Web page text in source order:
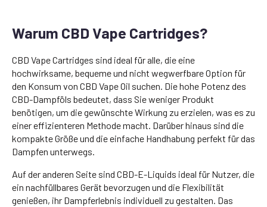
Warum CBD Vape Cartridges?
CBD Vape Cartridges sind ideal für alle, die eine
hochwirksame, bequeme und nicht wegwerfbare Option für
den Konsum von CBD Vape Oil suchen. Die hohe Potenz des
CBD-Dampföls bedeutet, dass Sie weniger Produkt
benötigen, um die gewünschte Wirkung zu erzielen, was es zu
einer effizienteren Methode macht. Darüber hinaus sind die
kompakte Größe und die einfache Handhabung perfekt für das
Dampfen unterwegs.
Auf der anderen Seite sind CBD-E-Liquids ideal für Nutzer, die
ein nachfüllbares Gerät bevorzugen und die Flexibilität
genießen, ihr Dampferlebnis individuell zu gestalten. Das